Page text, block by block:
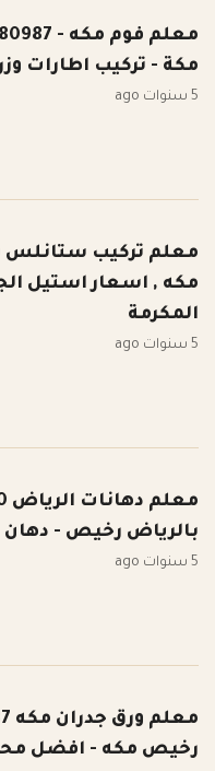
مكة - تركيب اطارات
5 سنوات ago
معلم تركيب
مكه , اسعار استيل
المكرمة
5 سنوات ago
بالرياض رخيص - دهان
5 سنوات ago
رخيص مكه - افضل محل